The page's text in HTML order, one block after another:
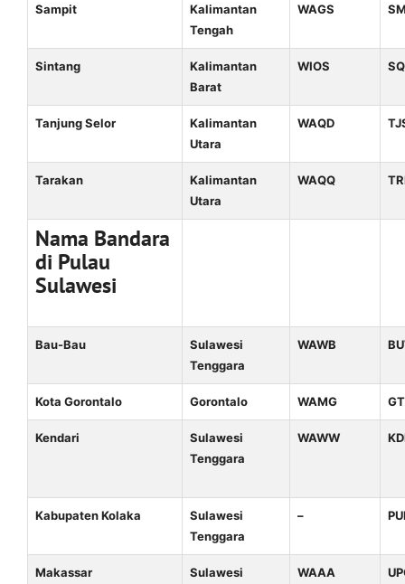
Sampit
Kalimantan
Tengah
WAGS
Sintang
Kalimantan
Barat
WIOS
Tanjung Selor
Kalimantan
Utara
WAQD
Tarakan
Kalimantan
Utara
WAQQ
Nama Bandara
di Pulau
Sulawesi
Bau-Bau
Sulawesi
Tenggara
WAWB
Kota Gorontalo Gorontalo WAMG
Kendari
Sulawesi
Tenggara
WAWW
Kabupaten Kolaka
Sulawesi
Tenggara
–
Makassar
Sulawesi
WAAA